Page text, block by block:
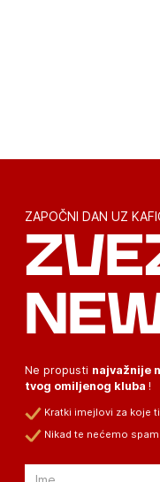
ZAPOČNI DAN UZ
Ne propusti najvažnije
tvog omiljenog kluba !
Kratki imejlovi za koje
Nikad te nećemo
Email